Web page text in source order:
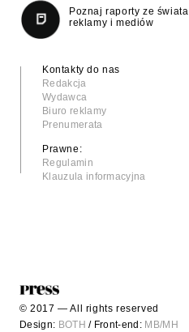
Poznaj raporty ze świata
reklamy i mediów
Kontakty do nas
Redakcja
Wydawca
Biuro reklamy
Prenumerata
Prawne:
Regulamin
Klauzula informacyjna
Design: BOTH / Front-end: MB/MH
© 2017 — All rights reserved